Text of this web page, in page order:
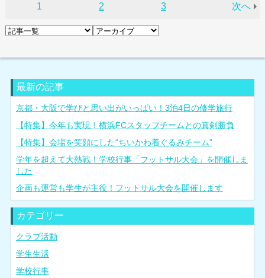
1 2 3 次へ
最新の記事
京都・大阪で学びと思い出がいっぱい！3泊4日の修学旅行
【特集】今年も実現！横浜FCスタッフチームとの真剣勝負
【特集】会場を笑顔にした“ちいかわ着ぐるみチーム”
学年を超えて大熱戦！学校行事「フットサル大会」を開催しま
した
企画も運営も学生が主役！フットサル大会を開催します
カテゴリー
クラブ活動
学生生活
学校行事